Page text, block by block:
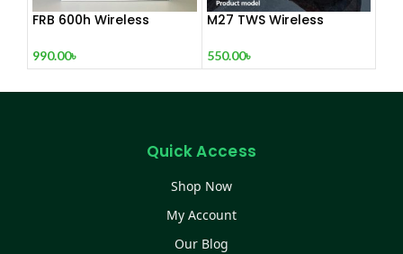
FRB 600h Wireless
990.00৳
M27 TWS Wireless
Headphones Touch
Control Stereo Earbuds
With Digital LED Display
550.00৳
Quick Access
Shop Now
My Account
Our Blog